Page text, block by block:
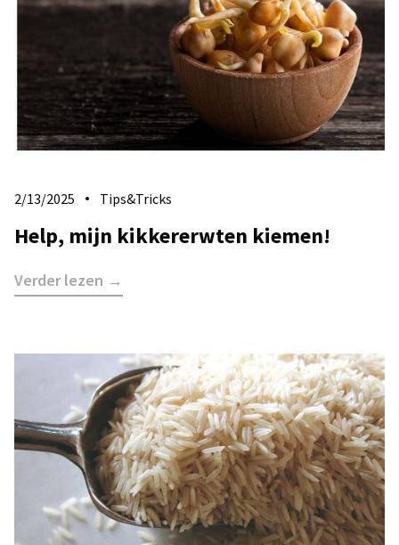
2/13/2025 Tips&Tricks
Help, mijn kikkererwten kiemen!
Verder lezen →